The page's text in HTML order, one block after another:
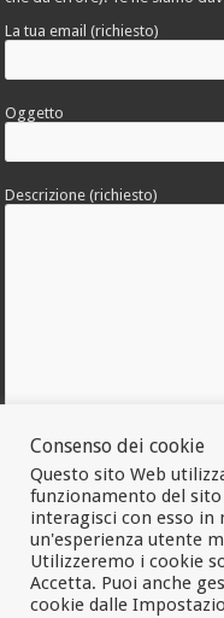
La tua email (richiesto)
Oggetto
Descrizione (richiesto)
Allega una foto dell'errore
Consenso dei cookie
Questo sito Web
funzionamento del
interagisci con esso
un'esperienza utente
Utilizzeremo i cookie
Accetta. Puoi anche
cookie dalle